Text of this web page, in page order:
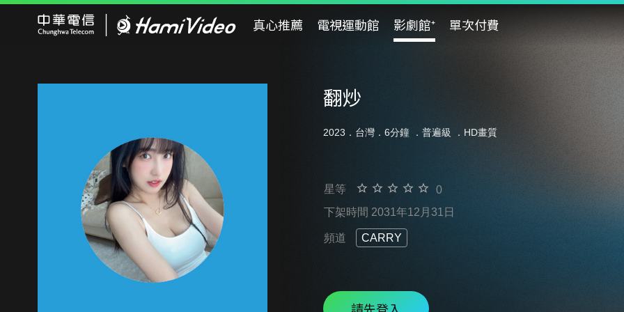
真心推薦 電視運動館 影劇館⁺ 單次付費
翻炒
2023．台灣．6分鐘 ． 普遍級 ．HD畫質
星等
0
下架時間 2031年12月31日
頻道 CARRY